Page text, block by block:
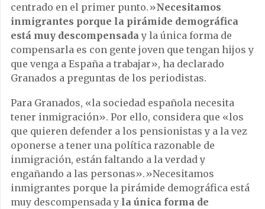
centrado en el primer punto.»Necesitamos
inmigrantes porque la pirámide demográfica
está muy descompensaday la única forma de
compensarla es con gente joven que tengan hijos y
que venga a España a trabajar», ha declarado
Granados a preguntas de los periodistas.
Para Granados, «la sociedad española necesita
tener inmigración». Por ello, considera que «los
que quieren defender a los pensionistas y a la vez
oponerse a tener una política razonable de
inmigración, están faltando a la verdad y
engañando a las personas».»Necesitamos
inmigrantes porque la pirámide demográfica está
muy descompensada y la única forma de